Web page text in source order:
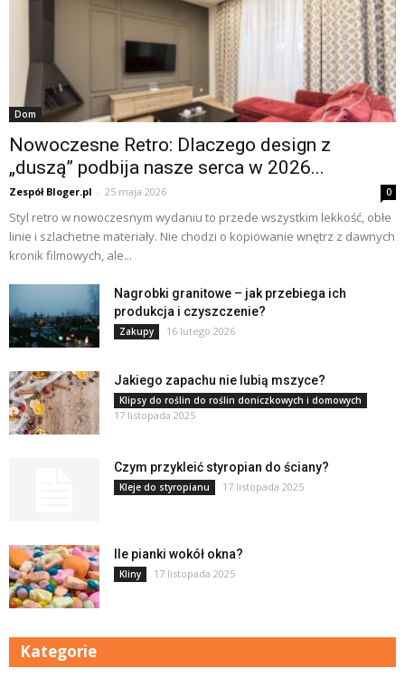
Dom
Nowoczesne Retro: Dlaczego design z
„duszą” podbija nasze serca w 2026...
Zespół Bloger.pl - 25 maja 2026 0
Styl retro w nowoczesnym wydaniu to przede wszystkim lekkość, obłe
linie i szlachetne materiały. Nie chodzi o kopiowanie wnętrz z dawnych
kronik filmowych, ale...
Nagrobki granitowe – jak przebiega ich
produkcja i czyszczenie?
Zakupy 16 lutego 2026
Jakiego zapachu nie lubią mszyce?
Klipsy do roślin do roślin doniczkowych i domowych
17 listopada 2025
Czym przykleić styropian do ściany?
Kleje do styropianu 17 listopada 2025
Ile pianki wokół okna?
Kliny 17 listopada 2025
Kategorie